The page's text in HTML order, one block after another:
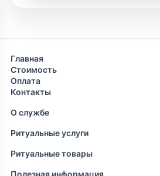
Главная
Стоимость
Оплата
Контакты
О службе
Ритуальные услуги
Ритуальные товары